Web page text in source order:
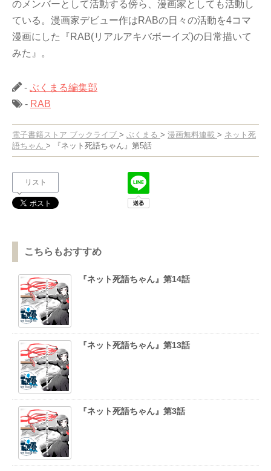
のメンバーとして活動する傍ら、漫画家としても活動し
ている。漫画家デビュー作はRABの日々の活動を4コマ
漫画にした『RAB(リアルアキバボーイズ)の日常描いて
みた』。
- ぶくまる編集部
- RAB
電子書籍ストア ブックライブ > ぶくまる > 漫画無料連載 > ネット死
語ちゃん > 『ネット死語ちゃん』第5話
リスト
こちらもおすすめ
『ネット死語ちゃん』第14話
『ネット死語ちゃん』第13話
『ネット死語ちゃん』第3話